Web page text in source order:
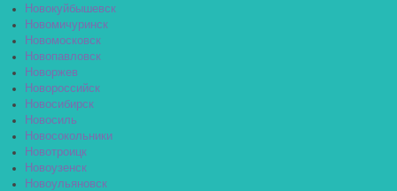
Новокуйбышевск
Новомичуринск
Новомосковск
Новопавловск
Новоржев
Новороссийск
Новосибирск
Новосиль
Новосокольники
Новотроицк
Новоузенск
Новоульяновск